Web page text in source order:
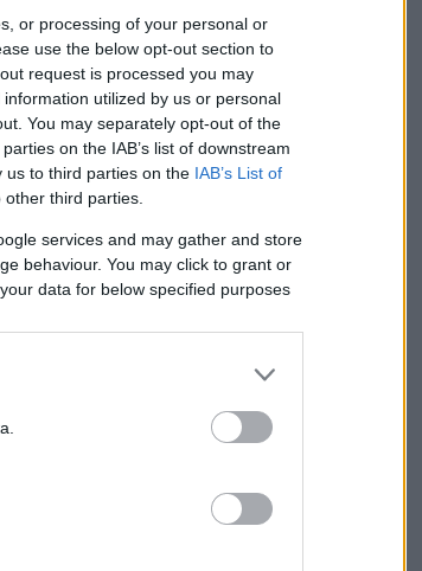
or processing of your personal or
use the below opt-out section to
request is processed you may
utilized by us or personal
You may separately opt-out of the
on the IAB’s list of downstream
us to third parties on the IAB’s List of
third parties.
services and may gather and store
behaviour. You may click to grant or
data for below specified purposes
come risposta
cloude
ilPolo
non solo
delle